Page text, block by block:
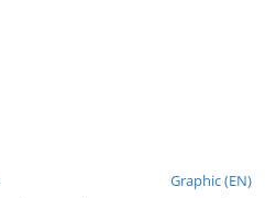
Graphic (EN)